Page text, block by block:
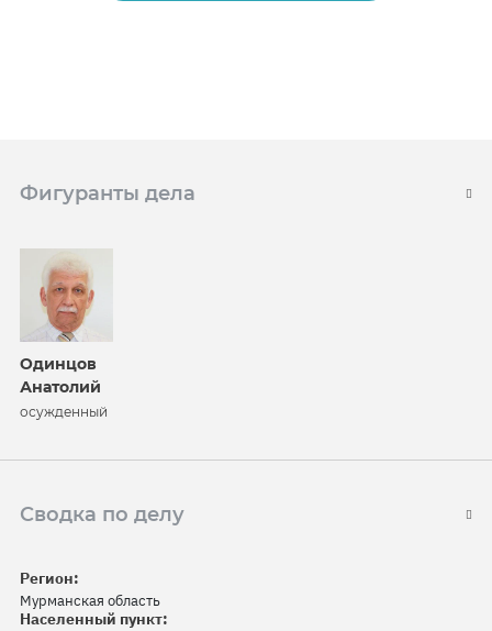
Фигуранты дела
Одинцов
Анатолий
осужденный
Сводка по делу
Регион:
Мурманская область
Населенный пункт: